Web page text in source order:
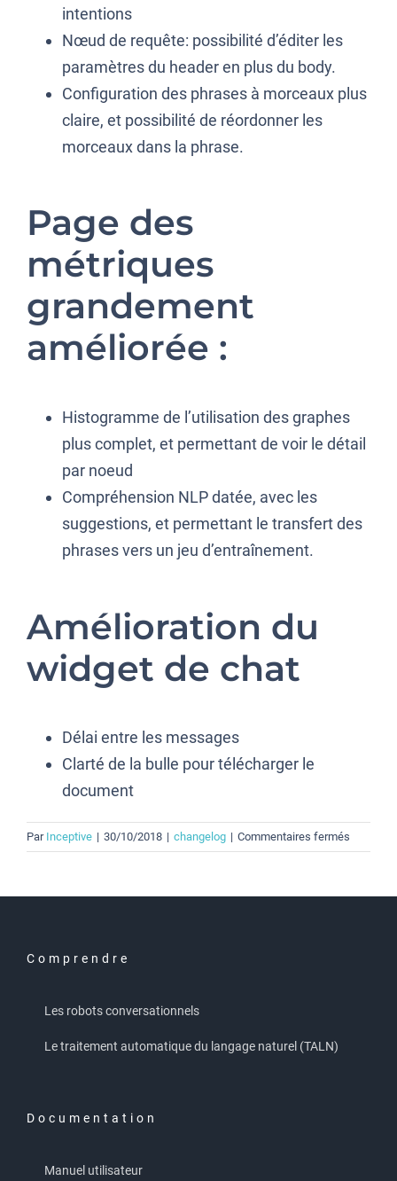
intentions
Nœud de requête: possibilité d’éditer les
paramètres du header en plus du body.
Configuration des phrases à morceaux plus
claire, et possibilité de réordonner les
morceaux dans la phrase.
Page des
métriques
grandement
améliorée :
Histogramme de l’utilisation des graphes
plus complet, et permettant de voir le détail
par noeud
Compréhension NLP datée, avec les
suggestions, et permettant le transfert des
phrases vers un jeu d’entraînement.
Amélioration du
widget de chat
Délai entre les messages
Clarté de la bulle pour télécharger le
document
Par Inceptive | 30/10/2018 | changelog | Commentaires fermés
fabrica
Comprendre
Les robots conversationnels
Le traitement automatique du langage naturel (TALN)
Documentation
Manuel utilisateur